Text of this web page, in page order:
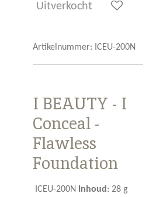
Uitverkocht
Artikelnummer: ICEU-200N
I BEAUTY - I
Conceal -
Flawless
Foundation
ICEU-200N Inhoud : 28 g